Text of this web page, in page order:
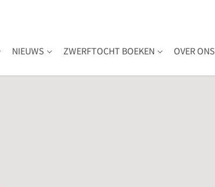
NIEUWS ZWERFTOCHT BOEKEN OVER ONS